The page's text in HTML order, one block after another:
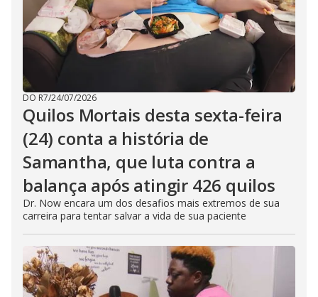
DO R7/24/07/2026
Quilos Mortais desta sexta-feira
(24) conta a história de
Samantha, que luta contra a
balança após atingir 426 quilos
Dr. Now encara um dos desafios mais extremos de sua
carreira para tentar salvar a vida de sua paciente